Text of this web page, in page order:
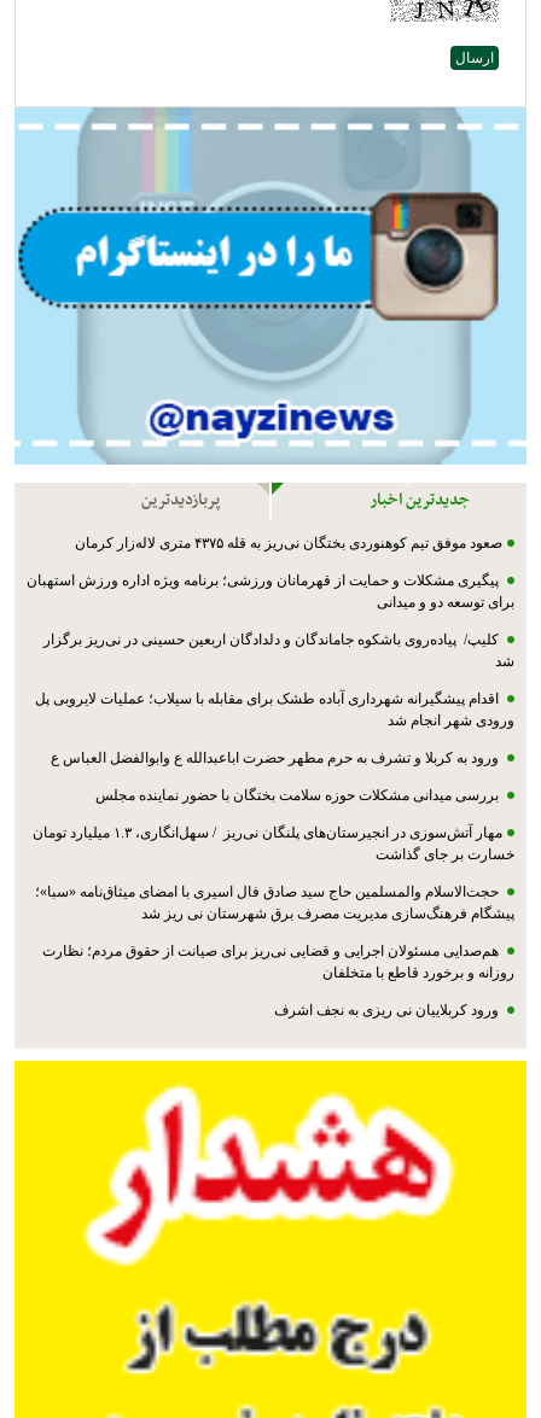
جدیدترین اخبار پربازدیدترین
صعود موفق تیم کوهنوردی بختگان نی‌ریز به قله ۴۳۷۵ متری لاله‌زار کرمان
پیگیری مشکلات و حمایت از قهرمانان ورزشی؛ برنامه ویژه اداره ورزش استهبان
برای توسعه دو و میدانی
کلیپ/ پیاده‌روی باشکوه جاماندگان و دلدادگان اربعین حسینی در نی‌ریز برگزار
شد
اقدام پیشگیرانه شهرداری آباده طشک برای مقابله با سیلاب؛ عملیات لایروبی پل
ورودی شهر انجام شد
ورود به کربلا و تشرف به حرم مطهر حضرت اباعبدالله ع وابوالفضل العباس ع
بررسی میدانی مشکلات حوزه سلامت بختگان با حضور نماینده مجلس
مهار آتش‌سوزی در انجیرستان‌های پلنگان نی‌ریز / سهل‌انگاری، ۱.۳ میلیارد تومان
خسارت بر جای گذاشت
حجت‌الاسلام والمسلمین حاج سید صادق فال اسیری با امضای میثاق‌نامه «سبا»؛
پیشگام فرهنگ‌سازی مدیریت مصرف برق شهرستان نی ریز شد
هم‌صدایی مسئولان اجرایی و قضایی نی‌ریز برای صیانت از حقوق مردم؛ نظارت
روزانه و برخورد قاطع با متخلفان
ورود کربلاییان نی ریزی به نجف اشرف